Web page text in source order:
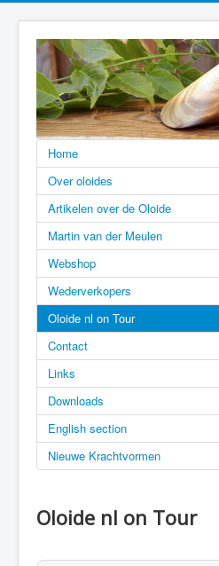
Home
Over oloides
Artikelen over de Oloide
Martin van der Meulen
Webshop
Wederverkopers
Oloide nl on Tour
Contact
Links
Downloads
English section
Nieuwe Krachtvormen
Oloide nl on Tour